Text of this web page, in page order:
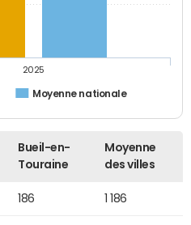
Moyenne nationale
2025
Bueil-en-
Touraine
Moyenne
des villes
186 1 186